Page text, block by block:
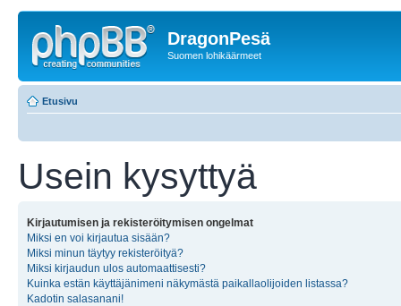
DragonPesä
Suomen lohikäärmeet
Etusivu
Usein kysyttyä
Kirjautumisen ja rekisteröitymisen ongelmat
Miksi en voi kirjautua sisään?
Miksi minun täytyy rekisteröityä?
Miksi kirjaudun ulos automaattisesti?
Kuinka estän käyttäjänimeni näkymästä paikallaolijoiden listassa?
Kadotin salasanani!